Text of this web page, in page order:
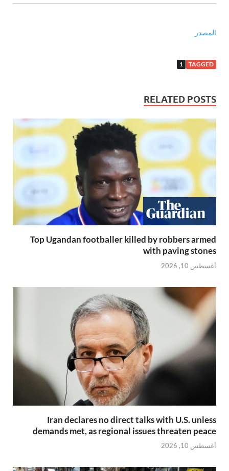
المصدر
TAGGED
1
RELATED POSTS
Top Ugandan footballer killed by robbers armed
with paving stones
أغسطس 10, 2026
Iran declares no direct talks with U.S. unless
demands met, as regional issues threaten peace
أغسطس 10, 2026